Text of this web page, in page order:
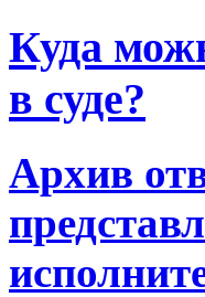
Куда
в суде?
Архив